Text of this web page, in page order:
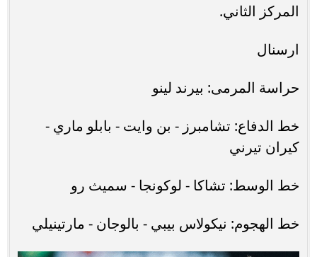
المركز الثاني.
ارسنال
حراسة المرمى: بيرند لينو
خط الدفاع: تشامبرز - بن وايت - بابلو ماري -
كيران تيرني
خط الوسط: تشاكا - لوكونجا - سميث رو
خط الهجوم: نيكولاس بيبي - بالوجان - مارتينيلي